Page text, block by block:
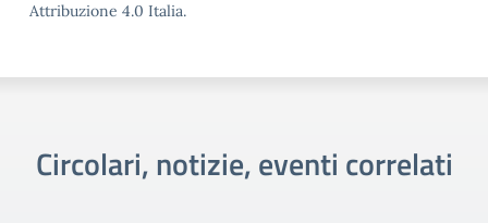
Attribuzione 4.0 Italia.
Circolari, notizie, eventi correlati